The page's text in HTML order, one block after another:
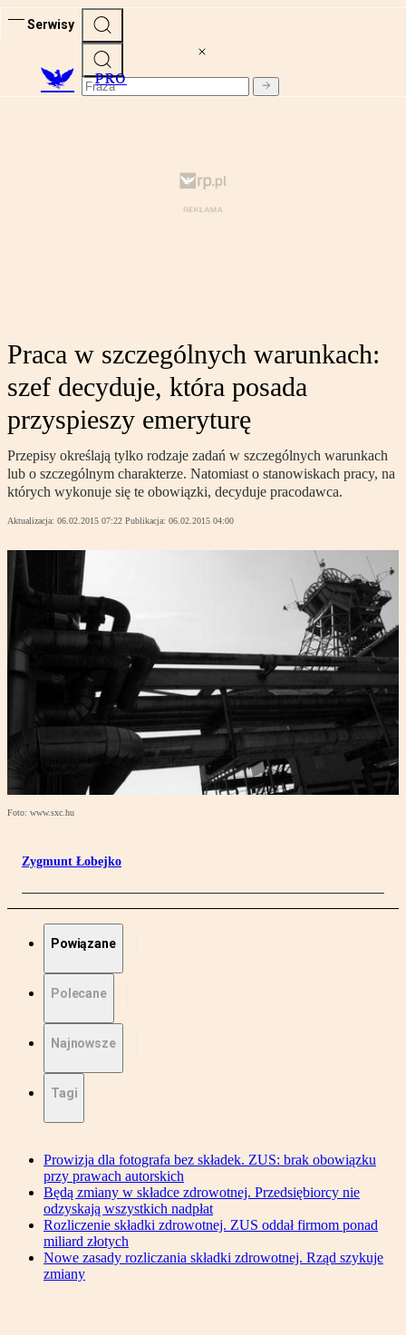
Serwisy
PRO
Praca w szczególnych warunkach:
szef decyduje, która posada
przyspieszy emeryturę
Przepisy określają tylko rodzaje zadań w szczególnych warunkach
lub o szczególnym charakterze. Natomiast o stanowiskach pracy, na
których wykonuje się te obowiązki, decyduje pracodawca.
Aktualizacja: 06.02.2015 07:22 Publikacja: 06.02.2015 04:00
Foto: www.sxc.hu
Zygmunt Łobejko
Powiązane
Polecane
Najnowsze
Tagi
Prowizja dla fotografa bez składek. ZUS: brak obowiązku
przy prawach autorskich
Będą zmiany w składce zdrowotnej. Przedsiębiorcy nie
odzyskają wszystkich nadpłat
Rozliczenie składki zdrowotnej. ZUS oddał firmom ponad
miliard złotych
Nowe zasady rozliczania składki zdrowotnej. Rząd szykuje
zmiany